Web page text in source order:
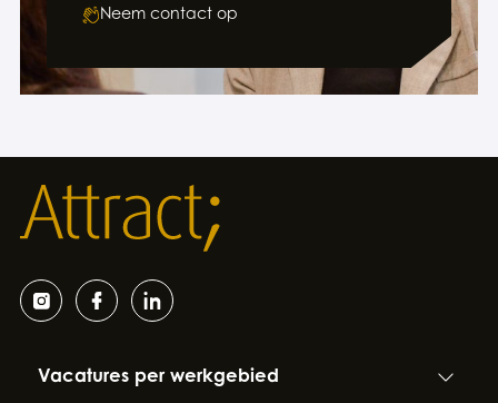
Neem contact op
Vacatures per werkgebied